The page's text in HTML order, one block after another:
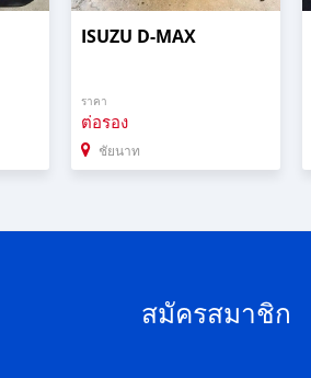
ISUZU D-MAX
ราคา
ต่อรอง
ชัยนาท
สมัครสมาชิก